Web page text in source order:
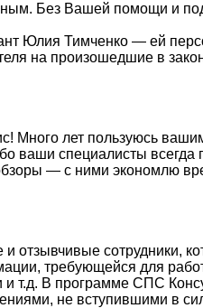
Без Вашей помощи и
Юлия Тимченко — ей
на произошедшие в
Много лет пользуюсь
ваши специалисты всегда
— с ними экономлю
сотрудники,
требующейся для
и т.д. В программе СПС
не вступившими в